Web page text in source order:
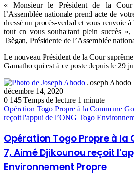
« Monsieur le Président de la
l’Assemblée nationale prend acte de
dressé un procès-verbal et vous renvoie
tout en vous souhaitant plein succès
Tsègan, Présidente de l’Assemblée
Le nouveau Président de la Cour
Gamatho qui est à ce poste depuis le 29
Joseph Ahodo
décembre 14, 2020
0 145 Temps de lecture 1 minute
Opération Togo Propre à la Commune
reçoit l'appui de l’ONG Togo
Opération Togo Propre à la
7, Aimé Djikounou reçoit
Environnement Propre